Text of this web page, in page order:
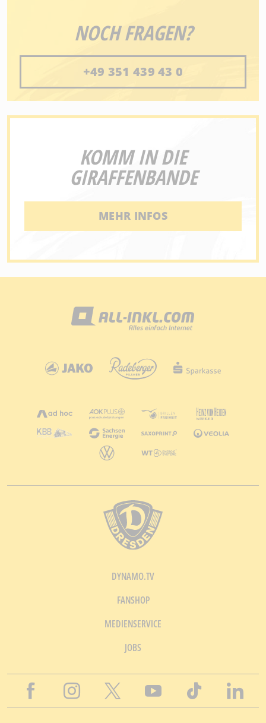
NOCH FRAGEN?
+49 351 439 43 0
KOMM IN DIE
GIRAFFENBANDE
MEHR INFOS
DYNAMO.TV
FANSHOP
MEDIENSERVICE
JOBS